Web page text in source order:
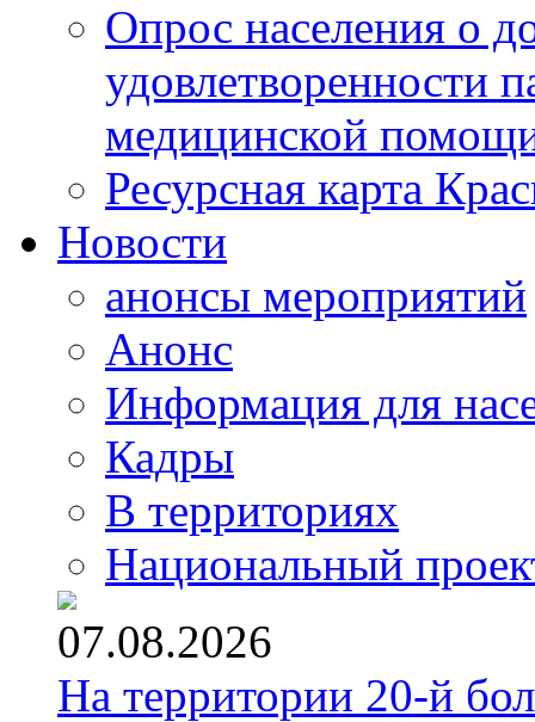
Опрос населения о
удовлетворенности
медицинской
Ресурсная карта
Новости
анонсы мероприятий
Анонс
Информация для
Кадры
В территориях
Национальный
07.08.2026
На территории 20-й